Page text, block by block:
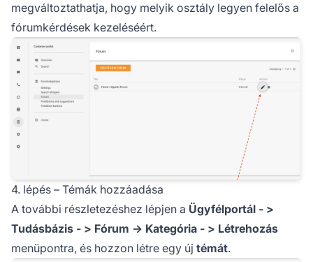
megváltoztathatja, hogy melyik osztály legyen felelős a
fórumkérdések kezeléséért.
4. lépés – Témák hozzáadása
A további részletezéshez lépjen a Ügyfélportál - >
Tudásbázis - > Fórum -> Kategória - > Létrehozás
menüpontra, és hozzon létre egy új témát.